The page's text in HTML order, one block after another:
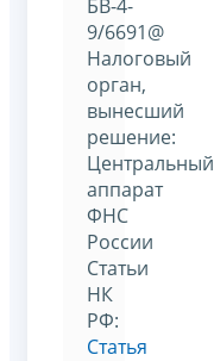
БВ-4-
9/6691@
Налоговый
орган,
вынесший
решение:
Центральный
аппарат
ФНС
России
Статьи
НК
РФ:
Статья